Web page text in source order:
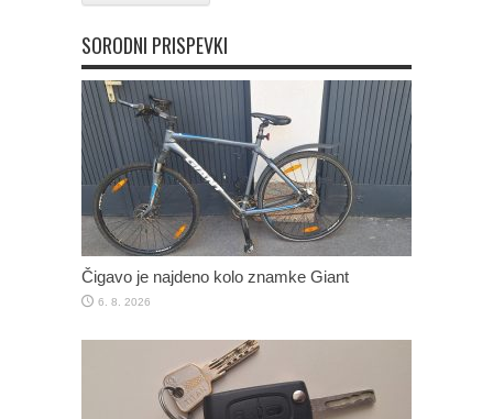
SORODNI PRISPEVKI
Čigavo je najdeno kolo znamke Giant
6. 8. 2026